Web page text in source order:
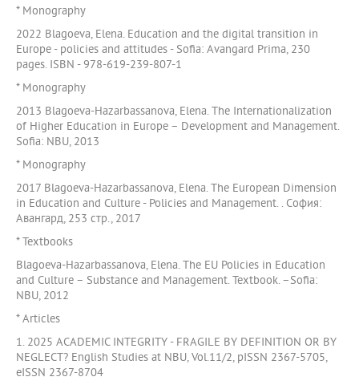
* Monography
2022 Blagoeva, Elena. Education and the digital transition in
Europe - policies and attitudes - Sofia: Avangard Prima, 230
pages. ISBN - 978-619-239-807-1
* Monography
2013 Blagoeva-Hazarbassanova, Elena. The Internationalization
of Higher Education in Europe – Development and Management.
Sofia: NBU, 2013
* Monography
2017 Blagoeva-Hazarbassanova, Elena. The European Dimension
in Education and Culture - Policies and Management. . София:
Авангард, 253 стр., 2017
* Textbooks
Blagoeva-Hazarbassanova, Elena. The EU Policies in Education
and Culture – Substance and Management. Textbook. –Sofia:
NBU, 2012
* Articles
1. 2025 ACADEMIC INTEGRITY - FRAGILE BY DEFINITION OR BY
NEGLECT? English Studies at NBU, Vol.11/2, pISSN 2367-5705,
eISSN 2367-8704